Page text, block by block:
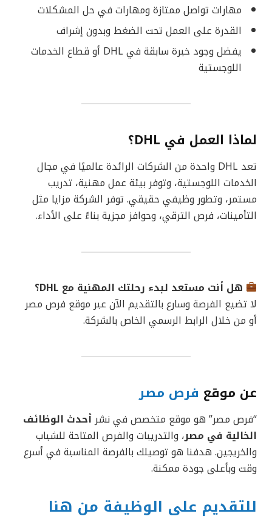
مهارات تواصل ممتازة ومهارات في حل المشكلات
القدرة على العمل تحت الضغط وبدون إشراف
يفضل وجود خبرة سابقة في DHL أو قطاع الخدمات
اللوجستية
لماذا العمل في DHL؟
تعد DHL واحدة من الشركات الرائدة عالميًا في مجال
الخدمات اللوجستية، وتوفر بيئة عمل مهنية، تدريب
مستمر، وتطور وظيفي حقيقي. توفر الشركة مزايا مثل
التأمينات، فرص الترقي، وحوافز مجزية بناءً على الأداء.
هل أنت مستعد لبدء رحلتك المهنية مع DHL؟
لا تضيع الفرصة وسارع بالتقديم الآن عبر موقع فرص مصر
أو من خلال الرابط الرسمي الخاص بالشركة.
عن موقع فرص مصر
“فرص مصر” هو موقع متخصص في نشرأحدث الوظائف
الخالية في مصر، والتدريبات والفرص المتاحة للشباب
والخريجين. هدفنا هو توصيلك بالفرصة المناسبة في أسرع
وقت وبأعلى جودة ممكنة.
للتقديم على الوظيفة من هنا